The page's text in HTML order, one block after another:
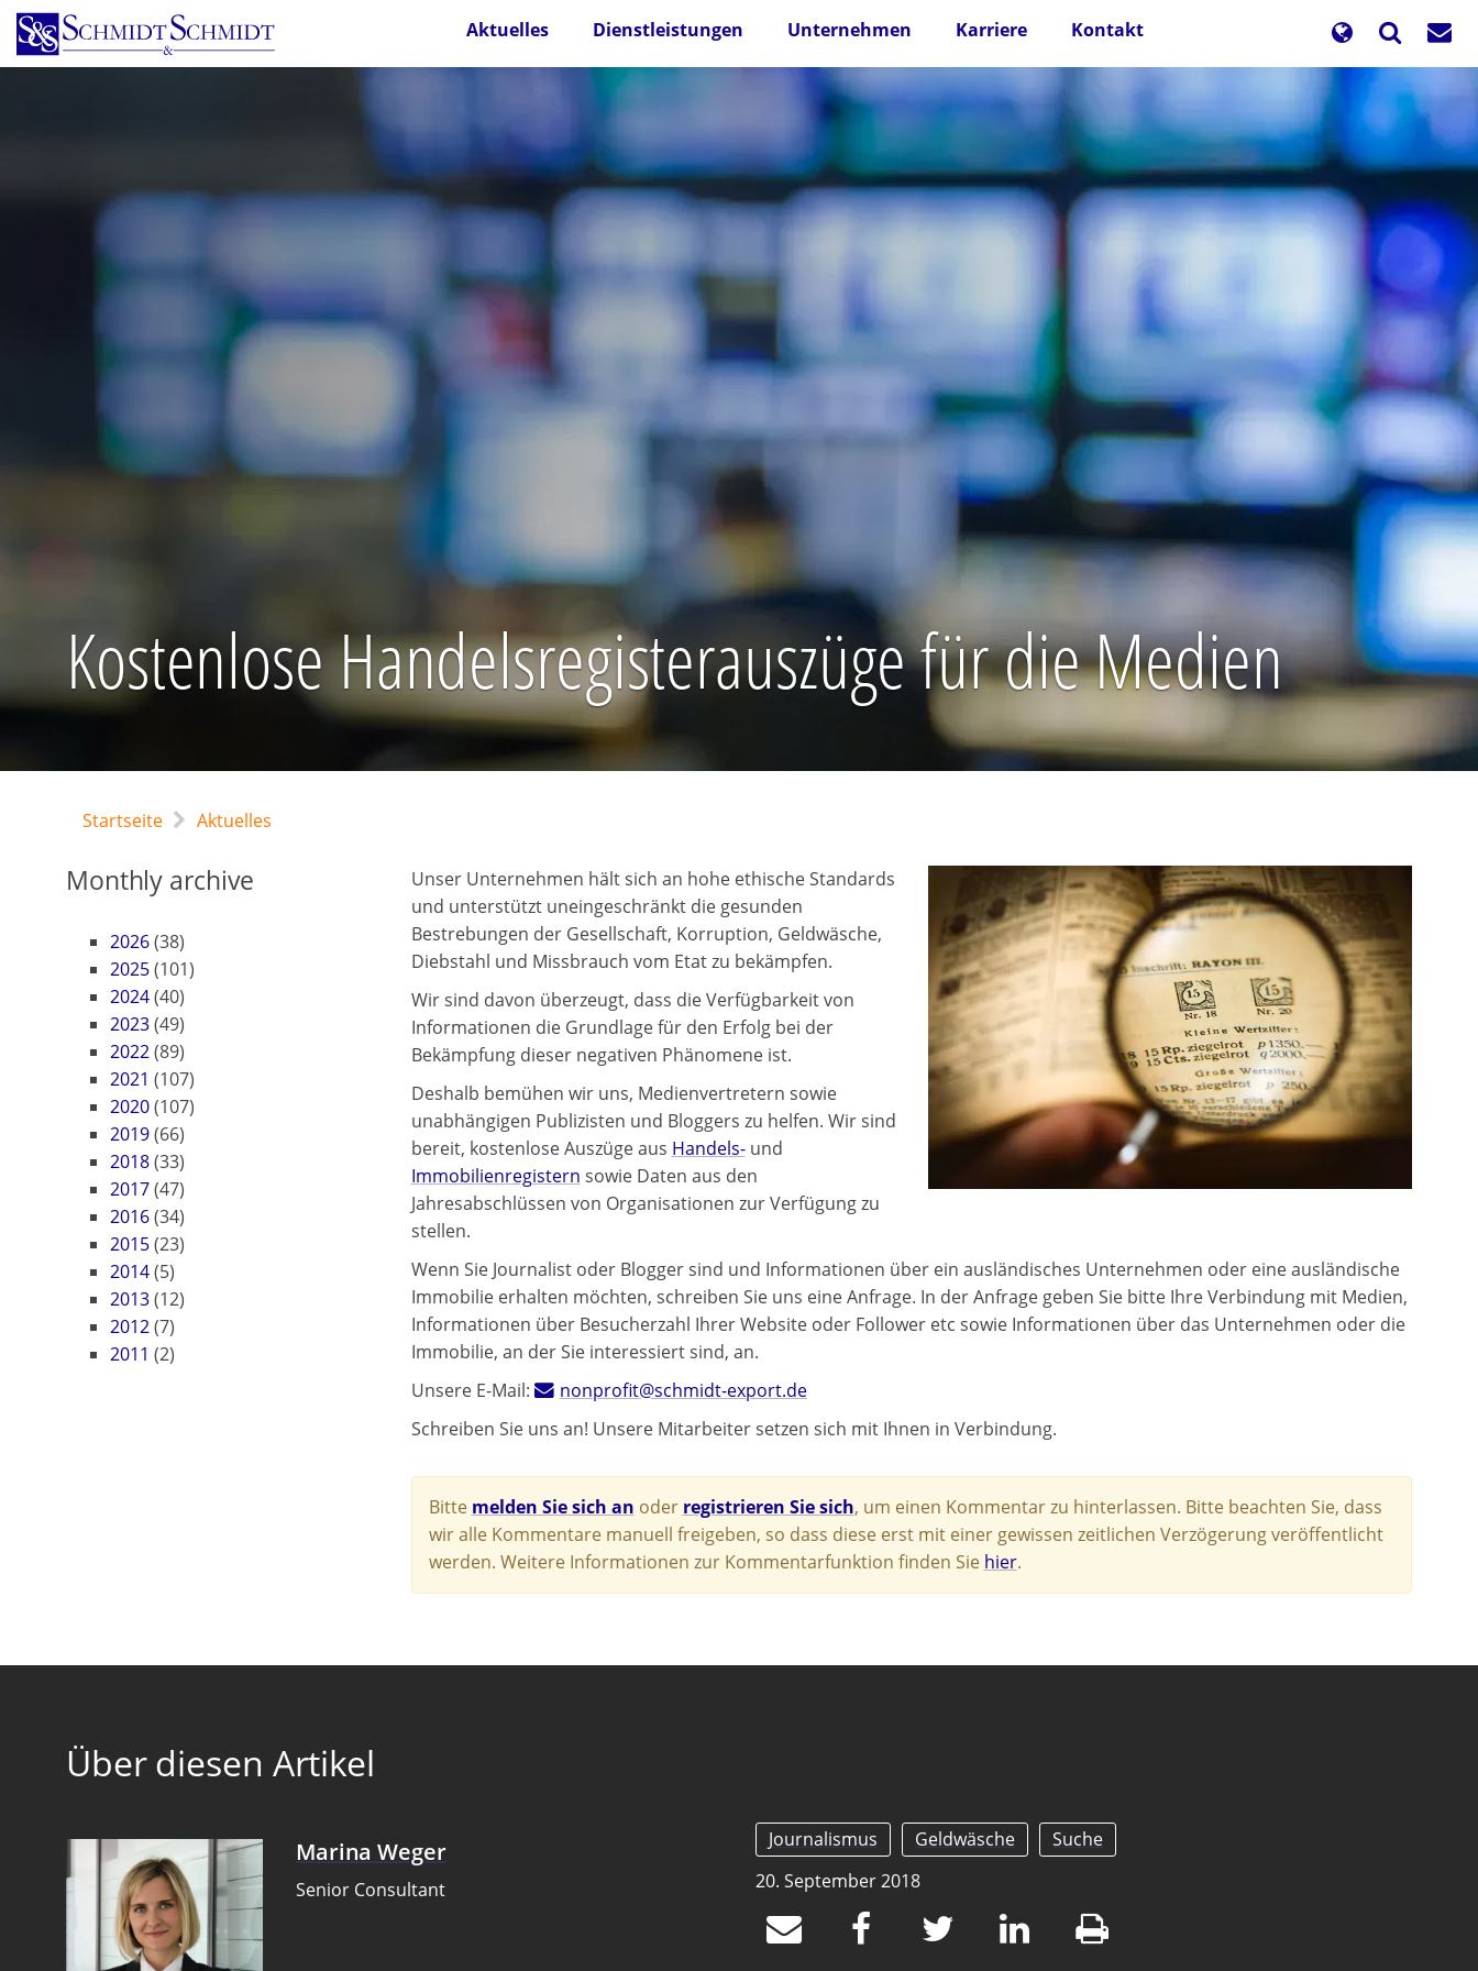
Direkt
zum
Inhalt
Aktuelles Dienstleistungen Unternehmen Karriere Kontakt
Kostenlose Handelsregisterauszüge für die Medien
Startseite Aktuelles
Monthly archive
2026(38)
2025(101)
2024(40)
2023(49)
2022(89)
2021 (107)
2020(107)
2019(66)
2018(33)
2017(47)
2016(34)
2015(23)
2014(5)
2013(12)
2012(7)
2011 (2)
Unser Unternehmen hält sich an hohe ethische Standards
und unterstützt uneingeschränkt die gesunden
Bestrebungen der Gesellschaft, Korruption, Geldwäsche,
Diebstahl und Missbrauch vom Etat zu bekämpfen.
Wir sind davon überzeugt, dass die Verfügbarkeit von
Informationen die Grundlage für den Erfolg bei der
Bekämpfung dieser negativen Phänomene ist.
Deshalb bemühen wir uns, Medienvertretern sowie
unabhängigen Publizisten und Bloggers zu helfen. Wir sind
bereit, kostenlose Auszüge aus Handels-und
Immobilienregistern sowie Daten aus den
Jahresabschlüssen von Organisationen zur Verfügung zu
stellen.
Wenn Sie Journalist oder Blogger sind und Informationen über ein ausländisches Unternehmen oder eine ausländische
Immobilie erhalten möchten, schreiben Sie uns eine Anfrage. In der Anfrage geben Sie bitte Ihre Verbindung mit Medien,
Informationen über Besucherzahl Ihrer Website oder Follower etc sowie Informationen über das Unternehmen oder die
Immobilie, an der Sie interessiert sind, an.
Unsere E-Mail:
nonprofit@schmidt-export.de
Schreiben Sie uns an! Unsere Mitarbeiter setzen sich mit Ihnen in Verbindung.
Bitte melden Sie sich an oder registrieren Sie sich, um einen Kommentar zu hinterlassen. Bitte beachten Sie, dass
wir alle Kommentare manuell freigeben, so dass diese erst mit einer gewissen zeitlichen Verzögerung veröffentlicht
werden. Weitere Informationen zur Kommentarfunktion finden Sie hier.
Über diesen Artikel
Marina Weger
Senior Consultant
Journalismus Geldwäsche
Suche
20. September 2018